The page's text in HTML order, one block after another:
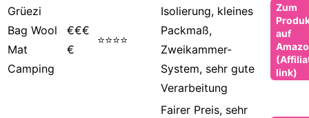
Grüezi
Bag Wool
Mat
Camping
€€€
€
⭐⭐⭐⭐
Isolierung, kleines
Packmaß,
Zweikammer-
System, sehr gute
Verarbeitung
Zum
auf
link)
Fairer Preis, sehr